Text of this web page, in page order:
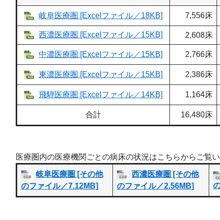
岐阜医療圏 [Excelファイル／18KB] 7,556床
西濃医療圏 [Excelファイル／15KB] 2,608床
中濃医療圏 [Excelファイル／15KB] 2,766床
東濃医療圏 [Excelファイル／15KB] 2,386床
飛騨医療圏 [Excelファイル／14KB] 1,164床
合計 16,480床
医療圏内の医療機関ごとの病床の状況はこちらからご覧
岐阜医療圏 [その他
のファイル／7.12MB]
西濃医療圏 [その他
のファイル／2.56MB]